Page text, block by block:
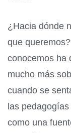
¿Hacia dónde
que
conocemos ha
mucho más
cuando se
las
como una